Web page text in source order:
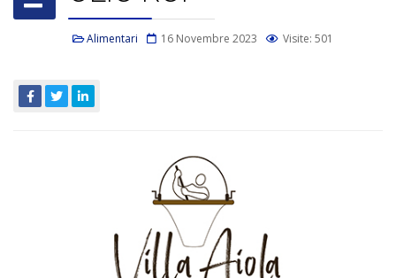
Alimentari 16 Novembre 2023 Visite: 501